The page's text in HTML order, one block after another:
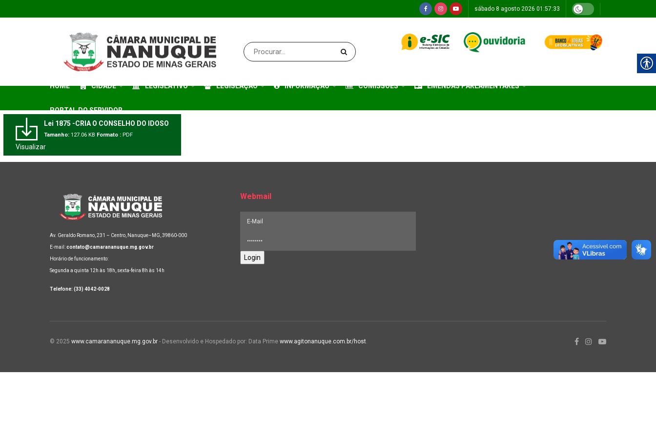
sábado 8 agosto 2026 01:57:33
HOME CIDADE LEGISLATIVO LEGISLAÇÃO INFORMAÇÃO COMISSÕES EMENDAS PARLAMENTARES
PORTAL DO SERVIDOR
Lei 1875 -CRIA O CONSELHO DO IDOSO
Tamanho: 127.06 KB Formato : PDF
Visualizar
Av. Geraldo Romano, 231 – Centro, Nanuque–MG, 39860-000
E-mail:contato@camarananuque.mg.gov.br
Horário de funcionamento:
Segunda a quinta 12h às 18h, sexta-feira 8h às 14h
Telefone: (33) 4042-0028
Webmail
Login
© 2025 www.camarananuque.mg.gov.br - Desenvolvido e Hospedado por: Data Prime www.agitonanuque.com.br/host.